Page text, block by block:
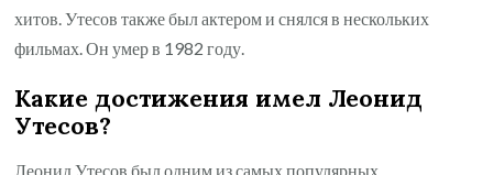
хитов. Утесов также был актером и снялся в нескольких
фильмах. Он умер в 1982 году.
Какие достижения имел Леонид
Утесов?
Леонид Утесов был одним из самых популярных